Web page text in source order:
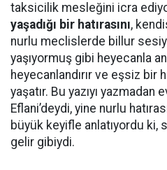
taksicilik mesleğini icra
yaşadığı bir hatırasını,
nurlu meclislerde billur
yaşıyormuş gibi heyecanla
heyecanlandırır ve eşsiz bir
yaşatır. Bu yazıyı yazmadan
Eflani’deydi, yine nurlu
büyük keyifle anlatıyordu ki,
gelir gibiydi.